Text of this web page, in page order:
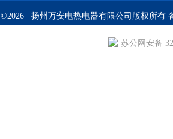
©2026 扬州万安电热电器有限公司版权所有
苏公网安备